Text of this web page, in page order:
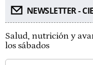
NEWSLETTER -
Salud, nutrición y
los sábados